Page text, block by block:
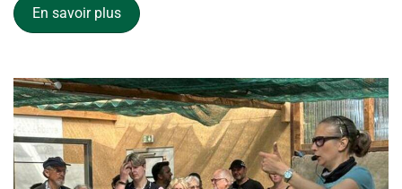
En savoir plus